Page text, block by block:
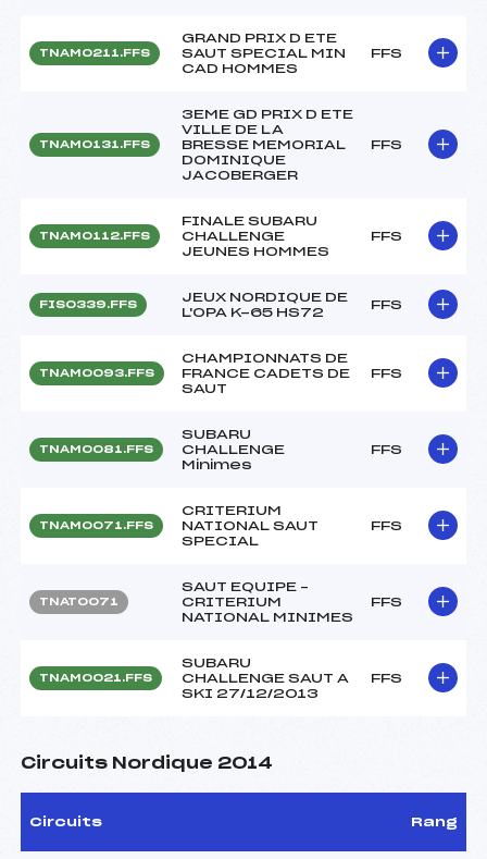
TNAM0211.FFS
GRAND PRIX D ETE
SAUT SPECIAL MIN
CAD HOMMES
FFS
TNAM0131.FFS
3EME GD PRIX D ETE
VILLE DE LA
BRESSE MEMORIAL
DOMINIQUE
JACOBERGER
FFS
TNAM0112.FFS
FINALE SUBARU
CHALLENGE
JEUNES HOMMES
FFS
FIS0339.FFS
JEUX NORDIQUE DE
L'OPA K-65 HS72
FFS
TNAM0093.FFS
CHAMPIONNATS DE
FRANCE CADETS DE
SAUT
FFS
TNAM0081.FFS
SUBARU
CHALLENGE
Minimes
FFS
TNAM0071.FFS
CRITERIUM
NATIONAL SAUT
SPECIAL
FFS
TNAT0071
SAUT EQUIPE –
CRITERIUM
NATIONAL MINIMES
FFS
TNAM0021.FFS
SUBARU
CHALLENGE SAUT A
SKI 27/12/2013
FFS
Circuits Nordique 2014
Circuits Rang